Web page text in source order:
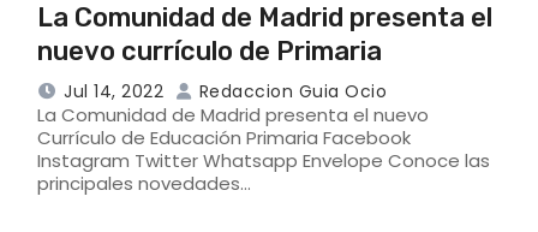
La Comunidad de Madrid presenta el
nuevo currículo de Primaria
Jul 14, 2022 Redaccion Guia Ocio
La Comunidad de Madrid presenta el nuevo
Currículo de Educación Primaria Facebook
Instagram Twitter Whatsapp Envelope Conoce las
principales novedades…